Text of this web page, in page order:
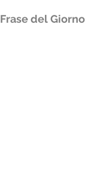
Frase del Giorno